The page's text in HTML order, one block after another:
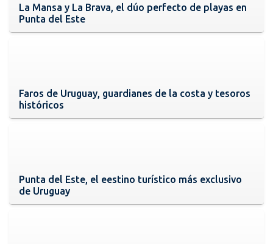
La Mansa y La Brava, el dúo perfecto de playas en
Punta del Este
Faros de Uruguay, guardianes de la costa y tesoros
históricos
Punta del Este, el eestino turístico más exclusivo
de Uruguay